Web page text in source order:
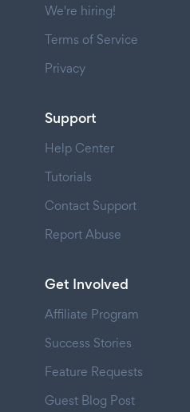
We're hiring!
Terms of Service
Privacy
Support
Help Center
Tutorials
Contact Support
Report Abuse
Get Involved
Affiliate Program
Success Stories
Feature Requests
Guest Blog Post